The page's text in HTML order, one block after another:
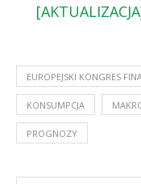
EUROPEJSKI KONGRES
KONSUMPCJA
PROGNOZY